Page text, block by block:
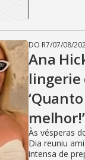
DO R7/07/08/
Ana
lingerie
melhor!’
Às vésperas
Dia reuniu
intensa de